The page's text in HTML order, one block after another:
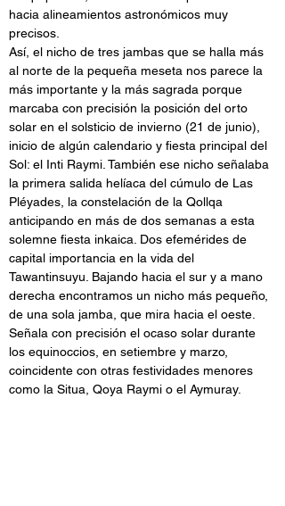
hacia alineamientos astronómicos muy
precisos.
Así, el nicho de tres jambas que se halla más
al norte de la pequeña meseta nos parece la
más importante y la más sagrada porque
marcaba con precisión la posición del orto
solar en el solsticio de invierno (21 de junio),
inicio de algún calendario y fiesta principal del
Sol: el Inti Raymi. También ese nicho señalaba
la primera salida helíaca del cúmulo de Las
Pléyades, la constelación de la Qollqa
anticipando en más de dos semanas a esta
solemne fiesta inkaica. Dos efemérides de
capital importancia en la vida del
Tawantinsuyu. Bajando hacia el sur y a mano
derecha encontramos un nicho más pequeño,
de una sola jamba, que mira hacia el oeste.
Señala con precisión el ocaso solar durante
los equinoccios, en setiembre y marzo,
coincidente con otras festividades menores
como la Situa, Qoya Raymi o el Aymuray.